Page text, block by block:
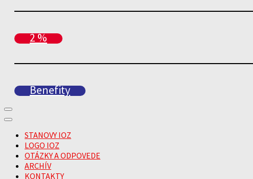
2 %
Benefity
STANOVY IOZ
LOGO IOZ
OTÁZKY A ODPOVEDE
ARCHÍV
KONTAKTY